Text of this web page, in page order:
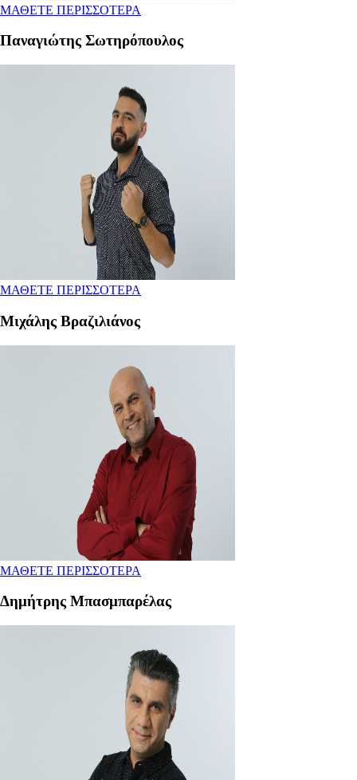
ΜΑΘΕΤΕ ΠΕΡΙΣΣΟΤΕΡΑ
Παναγιώτης Σωτηρόπουλος
ΜΑΘΕΤΕ ΠΕΡΙΣΣΟΤΕΡΑ
Μιχάλης Βραζιλιάνος
ΜΑΘΕΤΕ ΠΕΡΙΣΣΟΤΕΡΑ
Δημήτρης Μπασμπαρέλας